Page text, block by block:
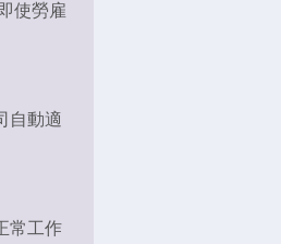
使勞雇
自動適
常工作